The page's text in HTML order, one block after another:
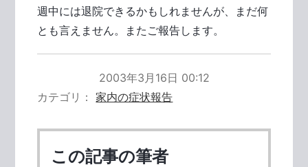
週中には退院できるかもしれませんが、まだ何
とも言えません。またご報告します。
2003年3月16日 00:12
カテゴリ
家内の症状報告
この記事の筆者